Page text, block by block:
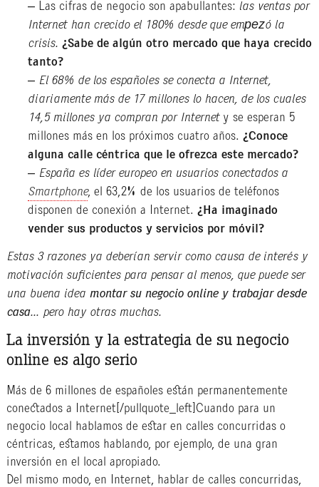
– Las cifras de negocio son apabullantes: las ventas por
Internet han crecido el 180% desde que empezó la
crisis. ¿Sabe de algún otro mercado que haya crecido
tanto?
– El 68% de los españoles se conecta a Internet,
diariamente más de 17 millones lo hacen, de los cuales
14,5 millones ya compran por Internety se esperan 5
millones más en los próximos cuatro años. ¿Conoce
alguna calle céntrica que le ofrezca este mercado?
– España es líder europeo en usuarios conectados a
Smartphone, el 63,2% de los usuarios de teléfonos
disponen de conexión a Internet. ¿Ha imaginado
vender sus productos y servicios por móvil?
Estas 3 razones ya deberían servir como causa de interés y
motivación suficientes para pensar al menos, que puede ser
una buena idea montar su negocio online y trabajar desde
casa… pero hay otras muchas.
La inversión y la estrategia de su negocio
online es algo serio
Más de 6 millones de españoles están permanentemente
conectados a Internet[/pullquote_left]Cuando para un
negocio local hablamos de estar en calles concurridas o
céntricas, estamos hablando, por ejemplo, de una gran
inversión en el local apropiado.
Del mismo modo, en Internet, hablar de calles concurridas,